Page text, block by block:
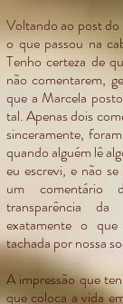
Voltando ao post
o que passou na
Tenho certeza de
não comentarem,
que a Marcela
tal. Apenas dois
sinceramente,
quando alguém lê
eu escrevi, e não
um comentário
transparência
exatamente o
tachada por nossa
A impressão que
que coloca a vida